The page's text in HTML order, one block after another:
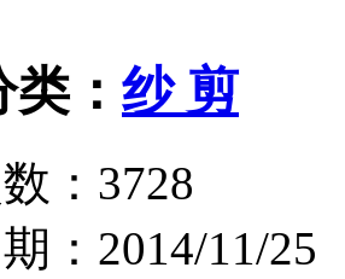
： 纱 剪
： 3728
： 2014/11/25